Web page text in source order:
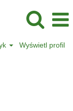
Wyświetl profil